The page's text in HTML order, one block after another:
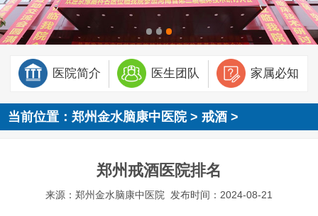
医院简介 医生团队 家属必知
当前位置：郑州金水脑康中医院>戒酒 >
郑州戒酒医院排名
来源：郑州金水脑康中医院 发布时间：2024-08-21